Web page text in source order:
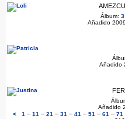
Álbum:
Añadido
Añadido
Añadido
<
1 – 11 – 21 – 31 – 41 – 51 – 61 – 71